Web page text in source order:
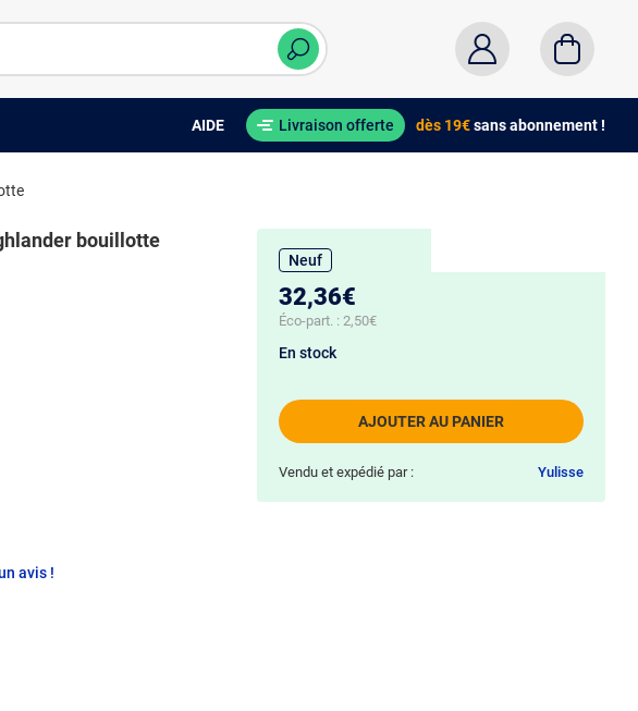
AIDE Livraison offerte dès 19€sans abonnement !
bouillotte
avis !
Neuf
32,36€
Éco-part. : 2,50€
AJOUTER AU PANIER
En stock
Vendu et expédié par : Yulisse